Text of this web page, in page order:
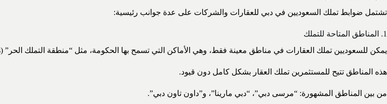
تشتمل ضوابط تملك السعوديين في دبي للعقارات والشركات على عدة جوانب رئيسية:
1. المناطق المتاحة للتملك
يمكن للسعوديين تملك العقارات في مناطق معينة فقط، وهي الأماكن التي تسمح بها الحكومة، مثل “منطقة التملك الحر” (Freehold Areas).
هذه المناطق تتيح للمستثمرين تملك العقار بشكل كامل دون قيود.
من بين المناطق المشهورة: “مرسى دبي”، “دبي مارينا”، و”داون تاون دبي”.